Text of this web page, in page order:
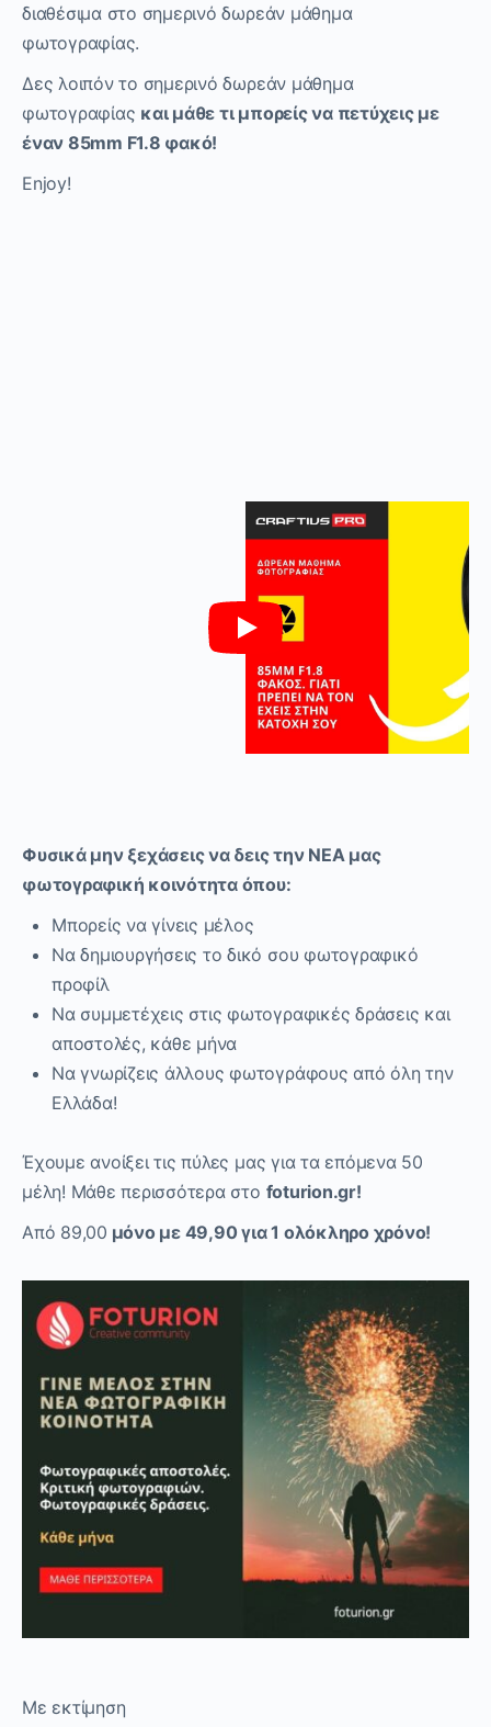
διαθέσιμα στο σημερινό δωρεάν μάθημα
φωτογραφίας.
Δες λοιπόν το σημερινό δωρεάν μάθημα
φωτογραφίας και μάθε τι μπορείς να πετύχεις με
έναν 85mm F1.8 φακό!
Enjoy!
Φυσικά μην ξεχάσεις να δεις την ΝΕΑ μας
φωτογραφική κοινότητα όπου:
Μπορείς να γίνεις μέλος
Να δημιουργήσεις το δικό σου φωτογραφικό
προφίλ
Να συμμετέχεις στις φωτογραφικές δράσεις και
αποστολές, κάθε μήνα
Να γνωρίζεις άλλους φωτογράφους από όλη την
Ελλάδα!
Έχουμε ανοίξει τις πύλες μας για τα επόμενα 50
μέλη! Μάθε περισσότερα στο foturion.gr!
Από 89,00 μόνο με 49,90 για 1 ολόκληρο χρόνο!
Με εκτίμηση